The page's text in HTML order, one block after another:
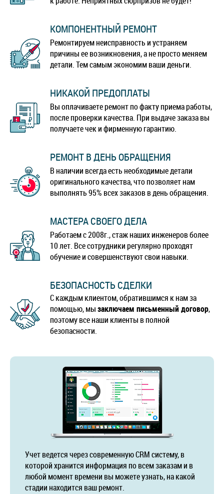
КОМПОНЕНТНЫЙ РЕМОНТ
Ремонтируем неисправность и устраняем
причины ее возникновения, а не просто меняем
детали. Тем самым экономим ваши деньги.
НИКАКОЙ ПРЕДОПЛАТЫ
Вы оплачиваете ремонт по факту приема работы,
после проверки качества. При выдаче заказа вы
получаете чек и фирменную гарантию.
РЕМОНТ В ДЕНЬ ОБРАЩЕНИЯ
В наличии всегда есть необходимые детали
оригинального качества, что позволяет нам
выполнять 95% всех заказов в день обращения.
МАСТЕРА СВОЕГО ДЕЛА
Работаем с 2008г., стаж наших инженеров более
10 лет. Все сотрудники регулярно проходят
обучение и совершенствуют свои навыки.
БЕЗОПАСНОСТЬ СДЕЛКИ
С каждым клиентом, обратившимся к нам за
помощью, мызаключаем письменный договор,
поэтому все наши клиенты в полной
безопасности.
Учет ведется через современную CRM систему, в
которой хранится информация по всем заказам и в
любой момент времени вы можете узнать, на какой
стадии находится ваш ремонт.